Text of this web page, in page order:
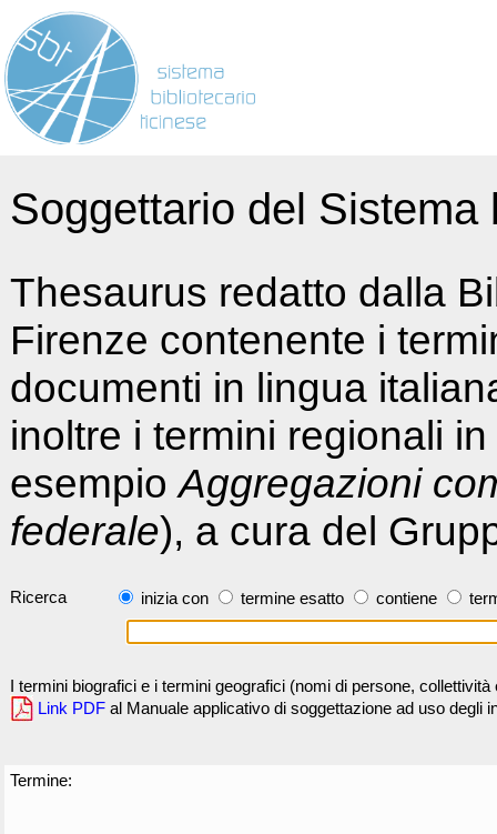
Soggettario del
Thesaurus redatto dalla
Firenze contenente i
documenti in lingua
inoltre i termini regionali
esempioAggregazioni
federale), a cura del
Ricerca inizia con termine esatto contiene
I termini biografici e i termini geografici (nomi di persone,
Link PDF al Manuale applicativo di soggettazione ad uso degli
Termine: